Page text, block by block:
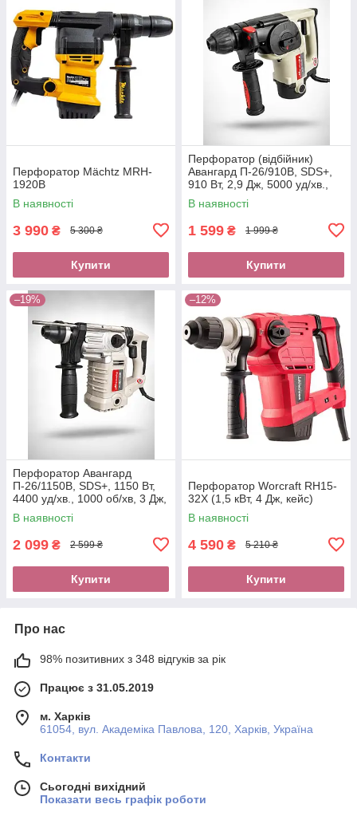
Перфоратор Mächtz MRH-
1920B
В наявності
3 990 ₴ 5 300 ₴
Купити
Перфоратор (відбійник)
Авангард П-26/910В, SDS+,
910 Вт, 2,9 Дж, 5000 уд/хв.,
900 об/хв., кейс, 3 режиму
В наявності
1 599 ₴ 1 999 ₴
Купити
–19%
Перфоратор Авангард
П-26/1150В, SDS+, 1150 Вт,
4400 уд/хв., 1000 об/хв, 3 Дж,
3 режими, кейс, аксесуари
В наявності
2 099 ₴ 2 599 ₴
Купити
–12%
Перфоратор Worcraft RH15-
32X (1,5 кВт, 4 Дж, кейс)
В наявності
4 590 ₴ 5 210 ₴
Купити
Про нас
98% позитивних з 348 відгуків за рік
Працює з 31.05.2019
м. Харків
61054, вул. Академіка Павлова, 120, Харків, Україна
Контакти
Сьогодні вихідний
Показати весь графік роботи